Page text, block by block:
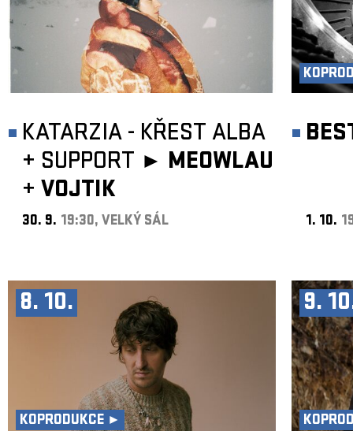
KATARZIA - KŘEST ALBA
+ SUPPORT ► MEOWLAU
+ VOJTIK
30. 9. 19:30, VELKÝ SÁL 1. 10.
8. 10.
KOPRODUKCE ►
9.